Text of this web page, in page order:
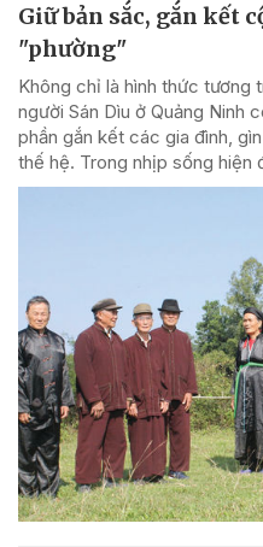
Giữ bản sắc, gắn kết
"phường"
Không chỉ là hình thức
người Sán Dìu ở Quảng Ninh
phần gắn kết các gia đình,
thế hệ. Trong nhịp sống hiện